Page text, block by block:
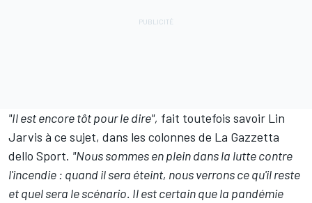
"Il est encore tôt pour le dire", fait toutefois savoir Lin
Jarvis à ce sujet, dans les colonnes de La Gazzetta
dello Sport. "Nous sommes en plein dans la lutte contre
l'incendie : quand il sera éteint, nous verrons ce qu'il reste
et quel sera le scénario. Il est certain que la pandémie